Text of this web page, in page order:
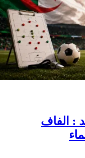
: الفاف
و3 أسماء